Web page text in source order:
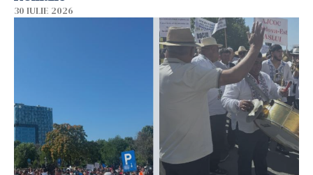
30 IULIE 2026